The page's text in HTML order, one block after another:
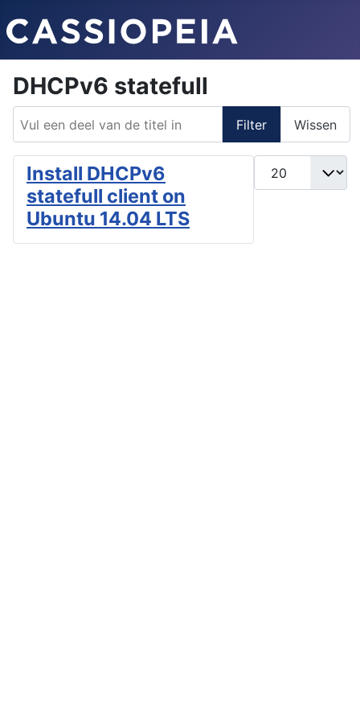
DHCPv6 statefull
Filter Wissen
Toon #
Install DHCPv6
statefull client on
Ubuntu 14.04 LTS